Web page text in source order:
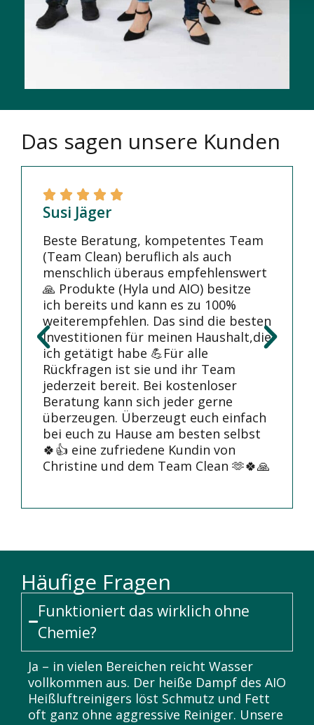
Das sagen unsere Kunden
Susi Jäger
Beste Beratung, kompetentes Team
(Team Clean) beruflich als auch
menschlich überaus empfehlenswert
🙏 Produkte (Hyla und AIO) besitze
ich bereits und kann es zu 100%
weiterempfehlen. Das sind die besten
Investitionen für meinen Haushalt,die
ich getätigt habe 💪Für alle
Rückfragen ist sie und ihr Team
jederzeit bereit. Bei kostenloser
Beratung kann sich jeder gerne
überzeugen. Überzeugt euch einfach
bei euch zu Hause am besten selbst
🍀👍 eine zufriedene Kundin von
Christine und dem Team Clean 🫶🍀🙏
Häufige Fragen
Funktioniert das wirklich ohne
Chemie?
Ja – in vielen Bereichen reicht Wasser
vollkommen aus. Der heiße Dampf des AIO
Heißluftreinigers löst Schmutz und Fett
oft ganz ohne aggressive Reiniger. Unsere